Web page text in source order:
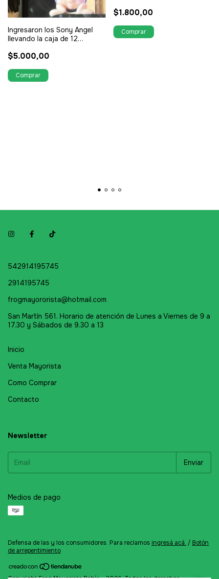
Ingresaron los Sony Angel
llevando la caja de 12
descuento
$5.000,00
$1.800,00
542914195745
2914195745
frogmayororista@hotmail.com
San Martín 561. Horario de atención de Lunes a Viernes de 9 a
17.30 y Sábados de 9.30 a 13
Inicio
Venta Mayorista
Como Comprar
Contacto
Newsletter
Medios de pago
Defensa de las y los consumidores. Para reclamos ingresá acá. / Botón
de arrepentimiento